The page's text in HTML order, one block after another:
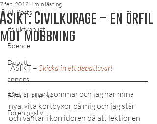
All Posts
#sjuktvanligt
Boende
Debatt
annons
Efter studierna
Föreningsliv
Åsikt: Civilkurage – en örfil
mot mobbning
7 feb. 2017 4 min läsning
ÅSIKT – Skicka in ett debattsvar!
Det är snart sommar och jag har mina
nya, vita kortbyxor på mig och jag står
och väntar i korridoren på att lektionen